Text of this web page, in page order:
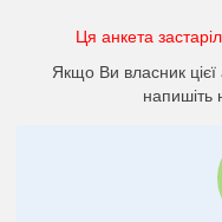
Ця анкета
Якщо Ви власник цієї
напишіть